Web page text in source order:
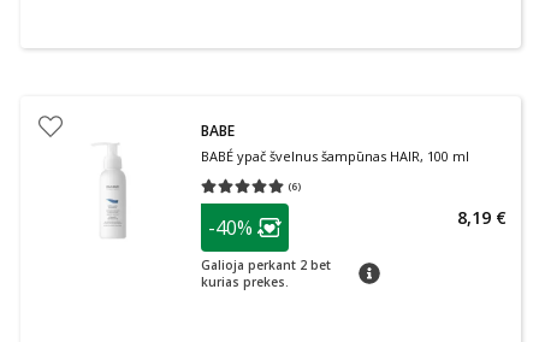
BABE
BABÉ ypač švelnus šampūnas HAIR, 100 ml
(6)
Vidutinis įvertinimas 5.00
patarimas
Lojalumo klubo narių nuolaida
-40%
Galioja perkant 2 bet
kurias prekes.
patarimas
8,19 €